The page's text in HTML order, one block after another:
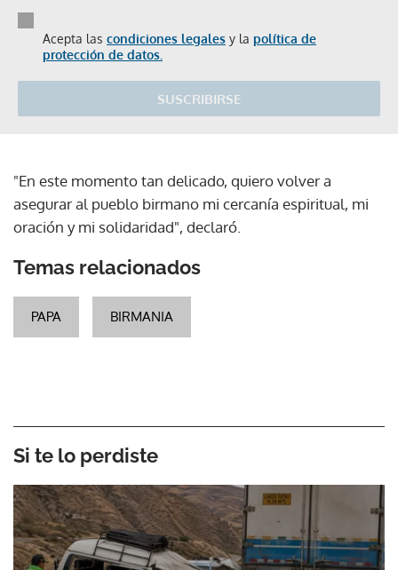
Acepta las condiciones legales y la política de
protección de datos.
SUSCRIBIRSE
"En este momento tan delicado, quiero volver a
asegurar al pueblo birmano mi cercanía espiritual, mi
oración y mi solidaridad", declaró.
Temas relacionados
PAPA BIRMANIA
Si te lo perdiste